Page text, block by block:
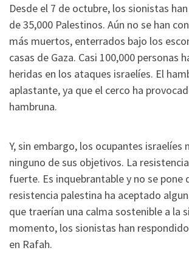
Desde el 7 de octubre, los sionistas
de 35,000 Palestinos. Aún no se han
más muertos, enterrados bajo los
casas de Gaza. Casi 100,000 personas
heridas en los ataques israelíes. El
aplastante, ya que el cerco ha
hambruna.
Y, sin embargo, los ocupantes israelíes
ninguno de sus objetivos. La
fuerte. Es inquebrantable y no se pone
resistencia palestina ha aceptado
que traerían una calma sostenible a la
momento, los sionistas han
en Rafah.